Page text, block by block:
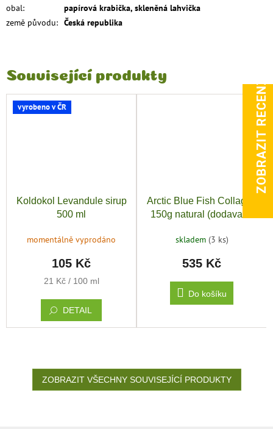
Související produkty
vyrobeno v ČR
Koldokol Levandule sirup
500 ml
momentálně vyprodáno
105 Kč
Měrná
21 Kč / 100 ml
DETAIL
Arctic Blue Fish Collagen
150g natural (dodavatel
skladem (3 ks)
535 Kč
Do košíku
ZOBRAZIT VŠECHNY SOUVISEJÍCÍ PRODUKTY
obal:
papírová krabička, skleněná lahvička
země původu: Česká republika
ZOBRAZIT RECENZE